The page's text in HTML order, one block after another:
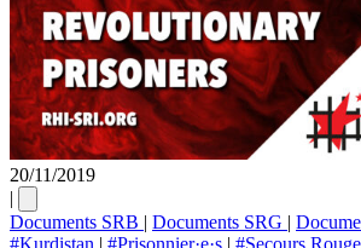
20/11/2019
|
Documents SRB | Documents SRG |
#Kurdistan | #Prisonnier·e·s | #Secours